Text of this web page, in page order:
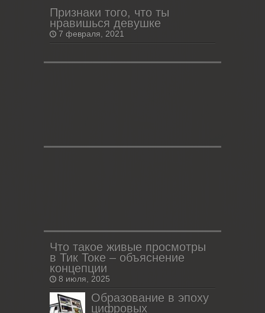
Признаки того, что ты
нравишься девушке
7 февраля, 2021
Что такое живые просмотры
в Тик Токе – объяснение
концепции
8 июля, 2025
Образование в эпоху
цифровых